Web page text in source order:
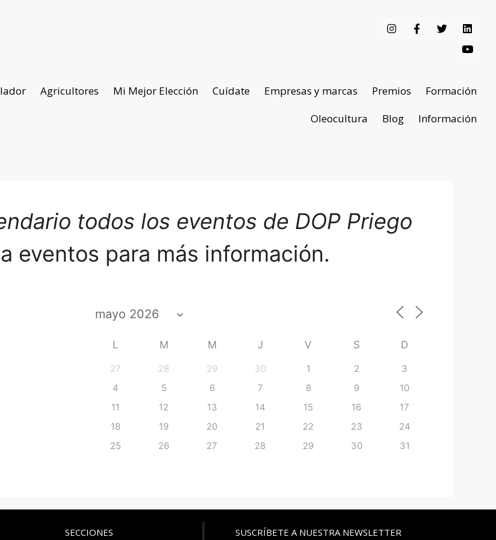
Agricultores Mi Mejor Elección Cuídate Empresas y marcas Premios
Formación
Oleocultura
Blog Información
todos los eventos de DOP Priego
eventos para más información.
L M M J V S D
27 28 29 30 1 2
3
4
5 6 7 8 9
10
11
12 13 14 15 16
17
18
19 20 21 22 23
24
25
26 27 28 29 30 31
SECCIONES SUSCRÍBETE A NUESTRA NEWSLETTER